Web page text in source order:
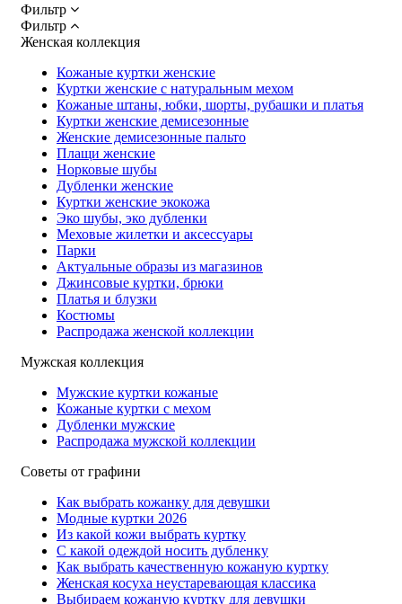
Фильтр
Фильтр
Женская коллекция
Кожаные куртки женские
Куртки женские с натуральным мехом
Кожаные штаны, юбки, шорты, рубашки и платья
Куртки женские демисезонные
Женские демисезонные пальто
Плащи женские
Норковые шубы
Дубленки женские
Куртки женские экокожа
Эко шубы, эко дубленки
Меховые жилетки и аксессуары
Парки
Актуальные образы из магазинов
Джинсовые куртки, брюки
Платья и блузки
Костюмы
Распродажа женской коллекции
Мужская коллекция
Мужские куртки кожаные
Кожаные куртки с мехом
Дубленки мужские
Распродажа мужской коллекции
Советы от графини
Как выбрать кожанку для девушки
Модные куртки 2026
Из какой кожи выбрать куртку
С какой одеждой носить дубленку
Как выбрать качественную кожаную куртку
Женская косуха неустаревающая классика
Выбираем кожаную куртку для девушки